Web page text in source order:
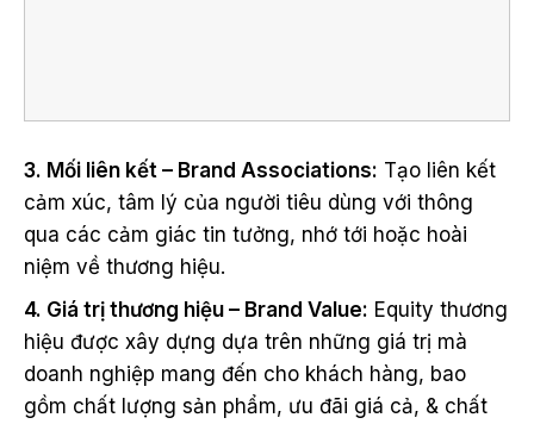
3. Mối liên kết – Brand Associations: Tạo liên kết
cảm xúc, tâm lý của người tiêu dùng với thông
qua các cảm giác tin tưởng, nhớ tới hoặc hoài
niệm về thương hiệu.
4. Giá trị thương hiệu – Brand Value: Equity thương
hiệu được xây dựng dựa trên những giá trị mà
doanh nghiệp mang đến cho khách hàng, bao
gồm chất lượng sản phẩm, ưu đãi giá cả, & chất